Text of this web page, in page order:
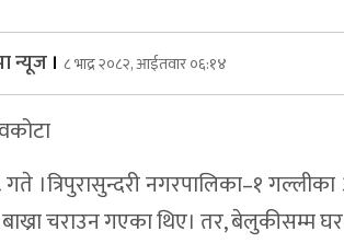
न्यूज। ८ भाद्र २०८२, आईतवार ०६:१४
।त्रिपुरासुन्दरी नगरपालिका–१
बाख्रा चराउन गएका थिए। तर, बेलुकीसम्म